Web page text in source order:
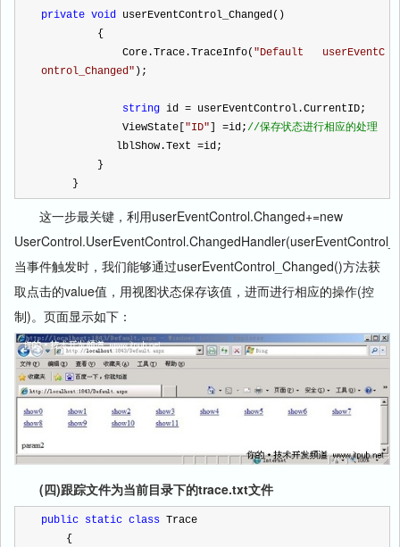
private void userEventControl_Changed()
         {
             Core.Trace.TraceInfo(
"Default   userEventC
ontrol_Changed" );
string id = userEventControl.CurrentID;
             ViewState[
"ID" =id;//保存状态进行相应的处理
            lblShow.Text
=id;
         }
     }
这一步最关键，利用userEventControl.Changed+=new
当事件触发时，我们能够通过userEventControl_Changed()方法获
取点击的value值，用视图状态保存该值，进而进行相应的操作(控
制)。页面显示如下：
(四)跟踪文件为当前目录下的trace.txt文件
public static class Trace
    {